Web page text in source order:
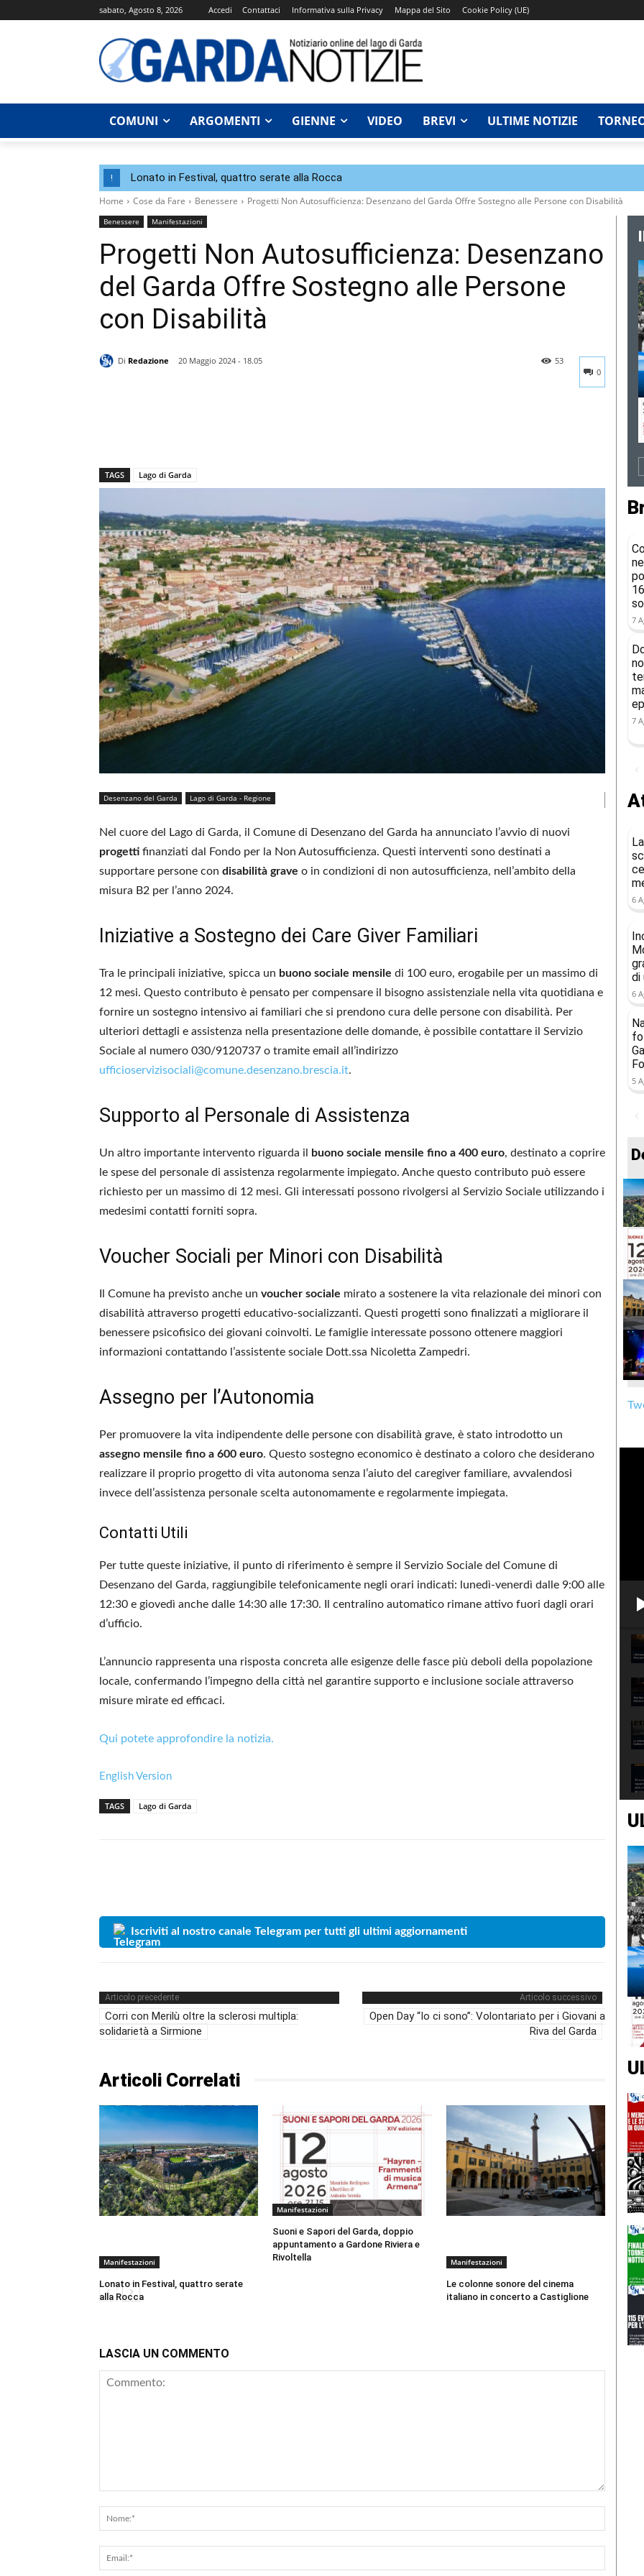
sabato, Agosto 8, 2026 Accedi Contattaci Informativa sulla Privacy Mappa del Sito Cookie Policy (UE)
COMUNI ARGOMENTI GIENNE VIDEO BREVI ULTIME NOTIZIE
! Lonato in Festival, quattro serate alla Rocca
Home Cose da Fare Benessere Progetti Non Autosufficienza: Desenzano del Garda Offre Sostegno alle Persone con Disabilità
Benessere Manifestazioni
Progetti Non Autosufficienza: Desenzano
del Garda Offre Sostegno alle Persone
con Disabilità
Di Redazione
20 Maggio 2024 - 18.05
0
53
TAGS Lago di Garda
Desenzano del Garda Lago di Garda - Regione
Nel cuore del Lago di Garda, il Comune di Desenzano del Garda ha annunciato l’avvio di nuovi
progetti finanziati dal Fondo per la Non Autosufficienza. Questi interventi sono destinati a
supportare persone con disabilità grave o in condizioni di non autosufficienza, nell’ambito della
misura B2 per l’anno 2024.
Iniziative a Sostegno dei Care Giver Familiari
Tra le principali iniziative, spicca un buono sociale mensile di 100 euro, erogabile per un massimo di
12 mesi. Questo contributo è pensato per compensare il bisogno assistenziale nella vita quotidiana e
fornire un sostegno intensivo ai familiari che si prendono cura delle persone con disabilità. Per
ulteriori dettagli e assistenza nella presentazione delle domande, è possibile contattare il Servizio
Sociale al numero 030/9120737 o tramite email all’indirizzo
ufficioservizisociali@comune.desenzano.brescia.it.
Supporto al Personale di Assistenza
Un altro importante intervento riguarda il buono sociale mensile fino a 400 euro, destinato a coprire
le spese del personale di assistenza regolarmente impiegato. Anche questo contributo può essere
richiesto per un massimo di 12 mesi. Gli interessati possono rivolgersi al Servizio Sociale utilizzando i
medesimi contatti forniti sopra.
Voucher Sociali per Minori con Disabilità
Il Comune ha previsto anche un voucher sociale mirato a sostenere la vita relazionale dei minori con
disabilità attraverso progetti educativo-socializzanti. Questi progetti sono finalizzati a migliorare il
benessere psicofisico dei giovani coinvolti. Le famiglie interessate possono ottenere maggiori
informazioni contattando l’assistente sociale Dott.ssa Nicoletta Zampedri.
Assegno per l’Autonomia
Per promuovere la vita indipendente delle persone con disabilità grave, è stato introdotto un
assegno mensile fino a 600 euro. Questo sostegno economico è destinato a coloro che desiderano
realizzare il proprio progetto di vita autonoma senza l’aiuto del caregiver familiare, avvalendosi
invece dell’assistenza personale scelta autonomamente e regolarmente impiegata.
Contatti Utili
Per tutte queste iniziative, il punto di riferimento è sempre il Servizio Sociale del Comune di
Desenzano del Garda, raggiungibile telefonicamente negli orari indicati: lunedì-venerdì dalle 9:00 alle
12:30 e giovedì anche dalle 14:30 alle 17:30. Il centralino automatico rimane attivo fuori dagli orari
d’ufficio.
L’annuncio rappresenta una risposta concreta alle esigenze delle fasce più deboli della popolazione
locale, confermando l’impegno della città nel garantire supporto e inclusione sociale attraverso
misure mirate ed efficaci.
Qui potete approfondire la notizia.
English Version
TAGS Lago di Garda
Iscriviti al nostro canale Telegram per tutti gli ultimi aggiornamenti
Articolo precedente
Corri con Merilù oltre la sclerosi multipla:
solidarietà a Sirmione
Articolo successivo
Open Day “Io ci sono”: Volontariato per i Giovani a
Riva del Garda
Articoli Correlati
Manifestazioni
Lonato in Festival, quattro serate
alla Rocca
Manifestazioni
Suoni e Sapori del Garda, doppio
appuntamento a Gardone Riviera e
Rivoltella
Manifestazioni
Le colonne sonore del cinema
italiano in concerto a Castiglione
LASCIA UN COMMENTO
7
7
6
di
6
5